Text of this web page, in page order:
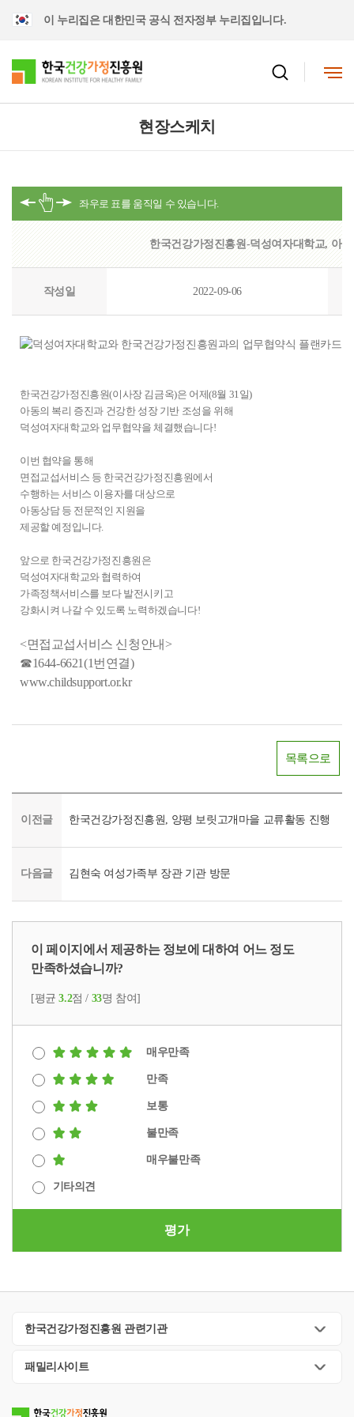
이 누리집은 대한민국 공식 전자정부 누리집입니다.
현장스케치
한국건강가정진흥원-덕성여자대학교, 아
작성일 2022-09-06
한국건강가정진흥원(이사장 김금옥)은 어제(8월 31일)
아동의 복리 증진과 건강한 성장 기반 조성을 위해
덕성여자대학교와 업무협약을 체결했습니다!
이번 협약을 통해
면접교섭서비스 등 한국건강가정진흥원에서
수행하는 서비스 이용자를 대상으로
아동상담 등 전문적인 지원을
제공할 예정입니다.
앞으로 한국건강가정진흥원은
덕성여자대학교와 협력하여
가족정책서비스를 보다 발전시키고
강화시켜 나갈 수 있도록 노력하겠습니다!
<면접교섭서비스 신청안내>
☎1644-6621(1번연결)
www.childsupport.or.kr
목록으로
이전글 한국건강가정진흥원, 양평 보릿고개마을 교류활동 진행
다음글 김현숙 여성가족부 장관 기관 방문
이 페이지에서 제공하는 정보에 대하여 어느 정도
만족하셨습니까?
[평균3.2점 / 33명 참여]
매우만족
만족
보통
불만족
매우불만족
기타의견
평가
한국건강가정진흥원 관련기관
패밀리사이트